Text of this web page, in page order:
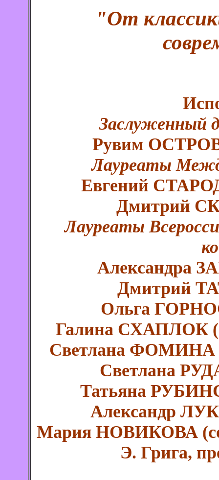
"От
Заслуженный
Рувим
Лауреаты
Евгений
Дмитрий
Лауреаты
Александра
Дмитрий
Ольга
Галина СХАПЛОК
Светлана ФОМИНА
Светлана
Татьяна
Александр
Мария НОВИКОВА
Э. Грига,